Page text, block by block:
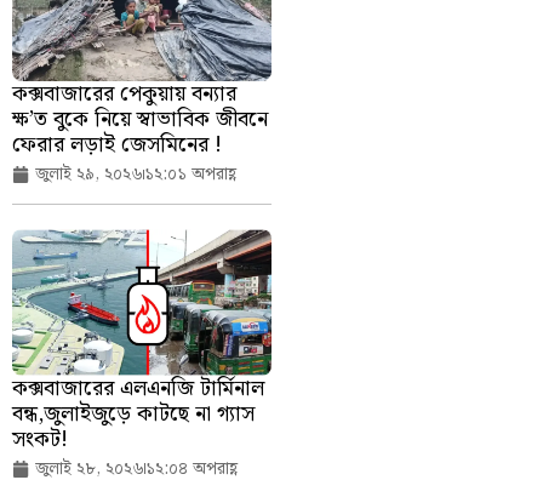
কক্সবাজারের পেকুয়ায় বন্যার
ক্ষ’ত বুকে নিয়ে স্বাভাবিক জীবনে
ফেরার লড়াই জেসমিনের !
জুলাই ২৯, ২০২৬১২:০১ অপরাহ্ণ
কক্সবাজারের এলএনজি টার্মিনাল
বন্ধ,জুলাইজুড়ে কাটছে না গ্যাস
সংকট!
জুলাই ২৮, ২০২৬১২:০৪ অপরাহ্ণ